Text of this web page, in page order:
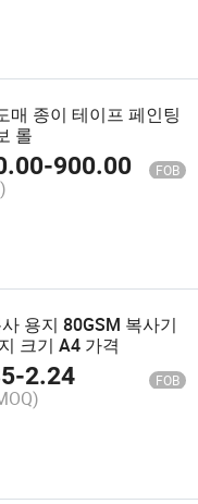
매 종이 테이프 페인팅
롤
-900.00 FOB
용지 80GSM 복사기
크기 A4 가격
-2.24 FOB